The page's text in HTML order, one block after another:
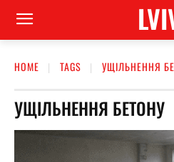
HOME TAGS УЩІЛЬНЕННЯ
УЩІЛЬНЕННЯ БЕТОНУ